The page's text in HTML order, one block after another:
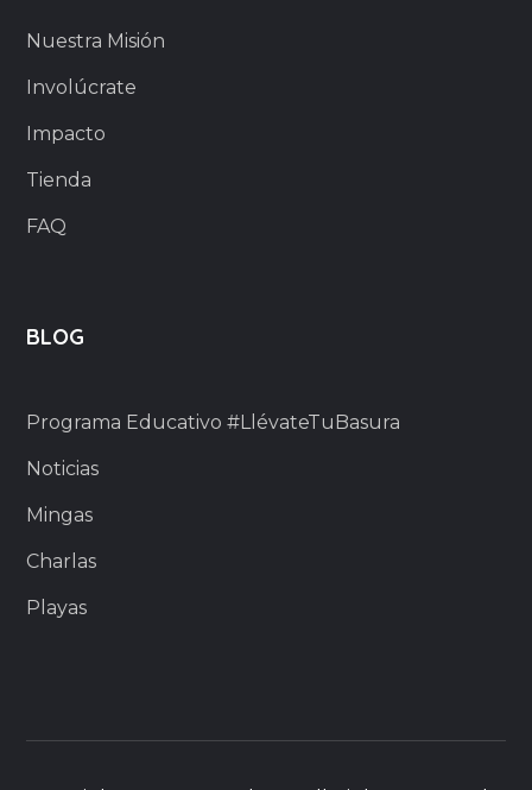
Nuestra Misión
Involúcrate
Impacto
Tienda
FAQ
BLOG
Programa Educativo #LlévateTuBasura
Noticias
Mingas
Charlas
Playas